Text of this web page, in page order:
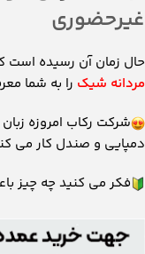
غیرحضوری
حال زمان آن رسیده است
مردانه شیک را به شما
شرکت رکاب امروزه
دمپایی و صندل کار می
فکر می کنید چه چیز